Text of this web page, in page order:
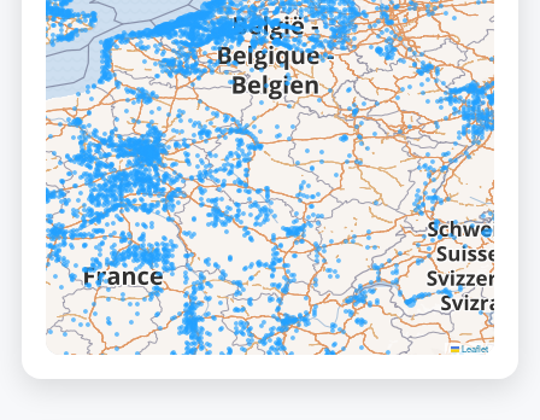
Leaflet